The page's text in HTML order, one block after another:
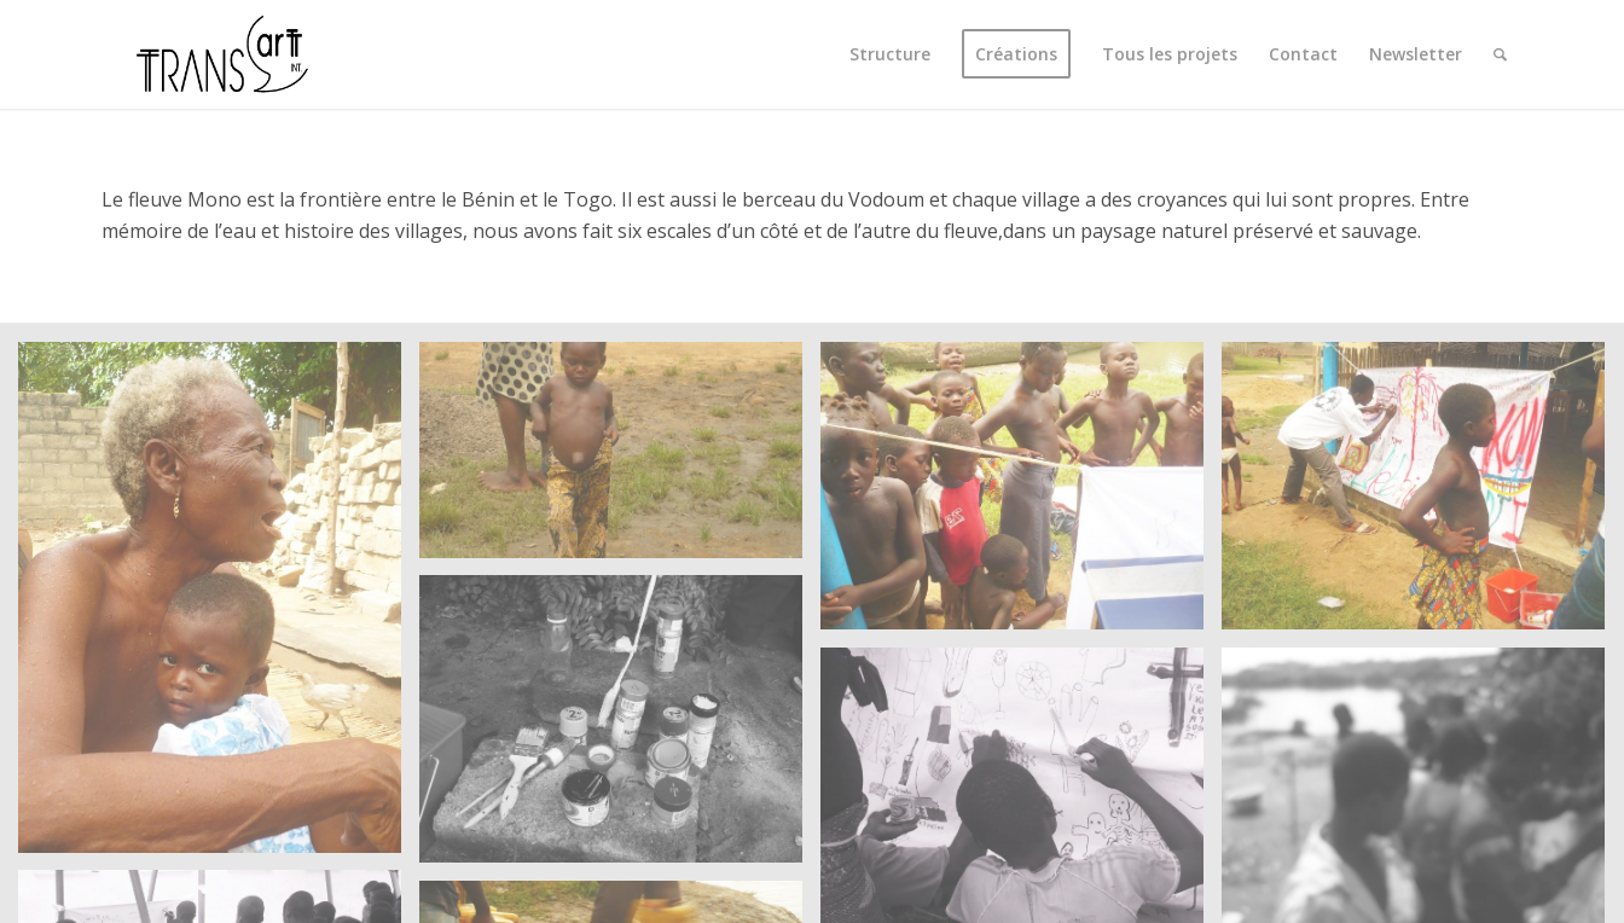
Structure Créations Tous les projets Contact Newsletter
Le fleuve Mono est la frontière entre le Bénin et le Togo. Il est aussi le berceau du Vodoum et chaque village a des croyances qui lui sont propres. Entre
mémoire de l’eau et histoire des villages, nous avons fait six escales d’un côté et de l’autre du fleuve,dans un paysage naturel préservé et sauvage.